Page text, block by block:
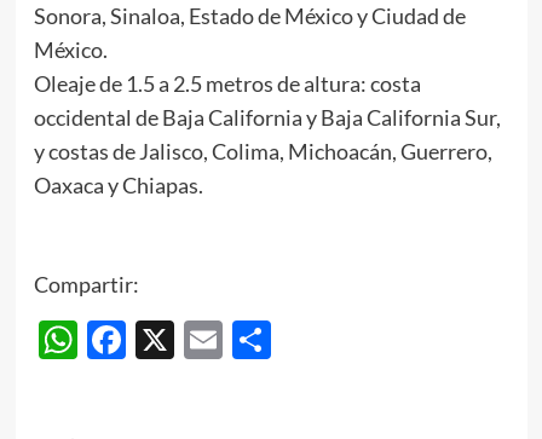
Sonora, Sinaloa, Estado de México y Ciudad de
México.
Oleaje de 1.5 a 2.5 metros de altura: costa
occidental de Baja California y Baja California Sur,
y costas de Jalisco, Colima, Michoacán, Guerrero,
Oaxaca y Chiapas.
Compartir:
WhatsApp
Facebook
X EmailCompartir